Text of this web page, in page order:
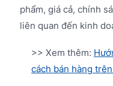
phẩm, giá cả, chính
liên quan đến kinh
>> Xem thêm:
cách bán hàng